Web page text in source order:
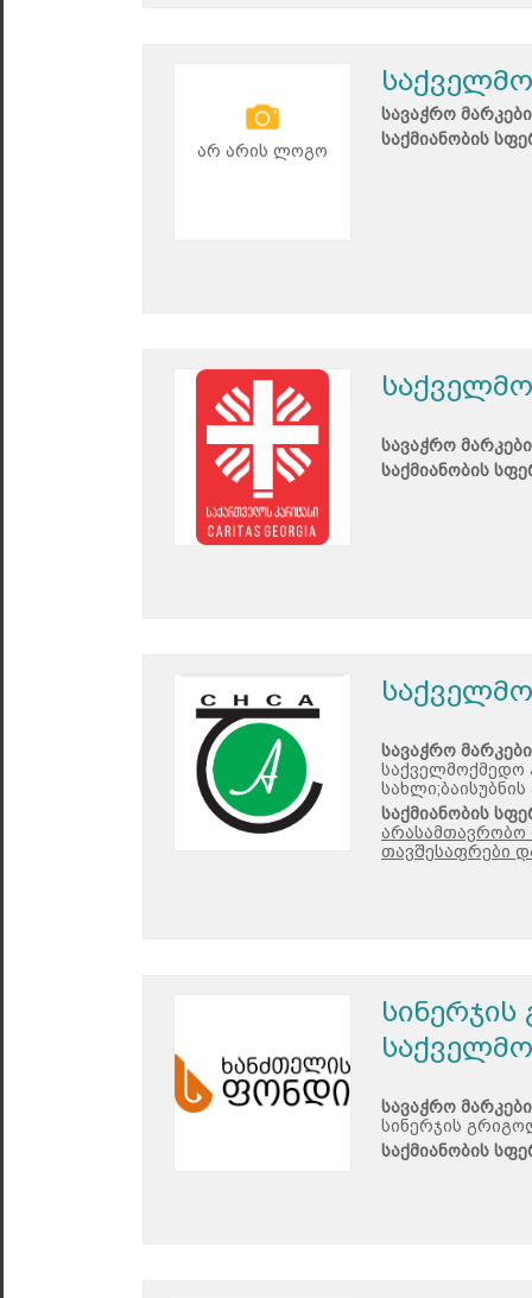
არ არის ლოგო
სავაჭრო
საქმიანობის
სავაჭრო
საქმიანობის
სავაჭრო
საქველმოქმედო
საქმიანობის
არასამთავრობო
თავშესაფრები
სავაჭრო
სინერჯის
საქმიანობის